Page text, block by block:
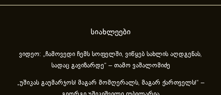
სიახლეები
ვიდეო: „ჩამოვედი ჩემს სოფელში, ვიწყებ სახლის აღდგენას,
სადაც გავიზარდე“ – თამო ვაშალომიძე
„უშიკას გაუმარჯოს! მაგარ მომღერალს, მაგარ ქართველს!“ –